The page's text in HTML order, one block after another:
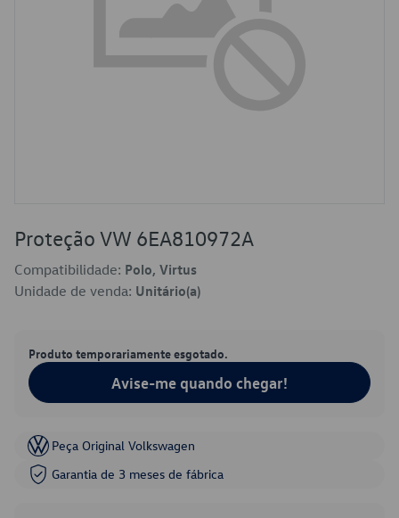
Proteção VW 6EA810972A
Compatibilidade: Polo, Virtus
Unidade de venda: Unitário(a)
Produto temporariamente esgotado.
Avise-me quando chegar!
Peça Original Volkswagen
Garantia de 3 meses de fábrica